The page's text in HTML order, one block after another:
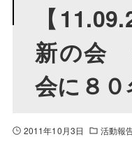
【
新の会
会に８０
2011年10月3日 活動報